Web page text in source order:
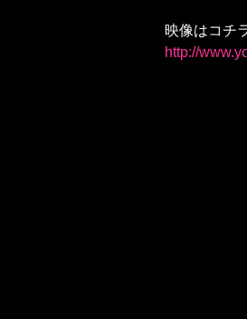
映像はコチ
http://